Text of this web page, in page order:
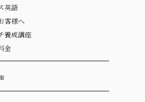
英語
客様へ
養成講座
金